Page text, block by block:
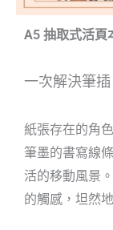
A5 抽取式活頁
一次解決筆插
紙張存在的角
筆墨的書寫線
活的移動風景
的觸感，坦然